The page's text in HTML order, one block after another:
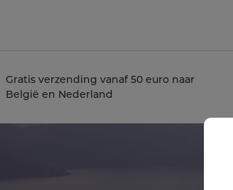
Gratis verzending vanaf 50 euro naar
België en Nederland